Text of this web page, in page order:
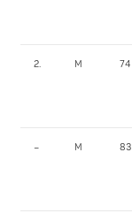
2. M 74
– M 83